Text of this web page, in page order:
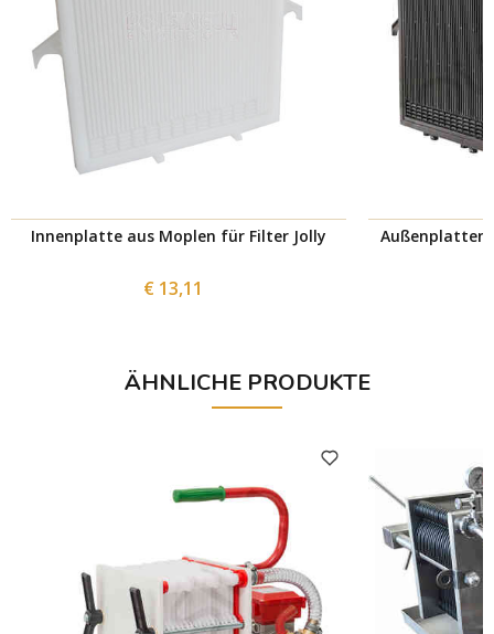
Innenplatte aus Moplen für Filter Jolly
€ 13,11
Außenplatten
ÄHNLICHE PRODUKTE